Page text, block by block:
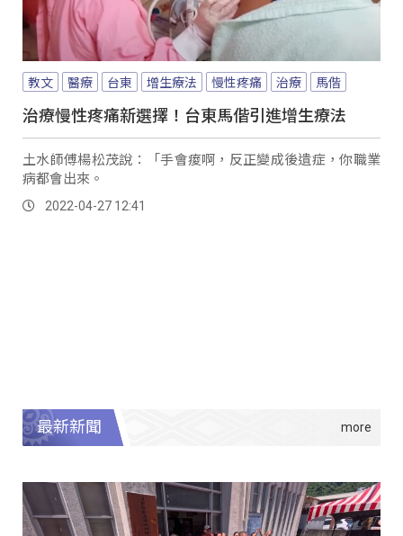
教文 醫療 台東 增生療法 慢性疼痛 治療 馬偕
治療慢性疼痛新選擇！台東馬偕引進增生療法
土水師傅楊松茂說：「手會痠啊，反正變成後遺症，你職業
病都會出來。
2022-04-27 12:41
最新新聞